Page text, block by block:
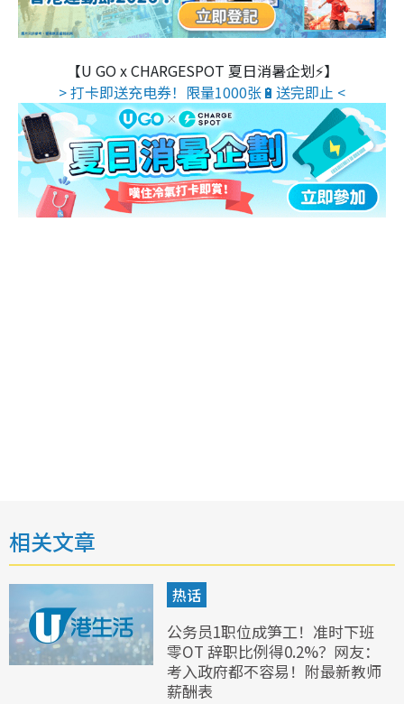
【U GO x CHARGESPOT 夏日消暑企划⚡】
> 打卡即送充电券！限量1000张🔋送完即止 <
相关文章
热话
公务员1职位成笋工！准时下班
零OT 辞职比例得0.2%？网友：
考入政府都不容易！附最新教师
薪酬表